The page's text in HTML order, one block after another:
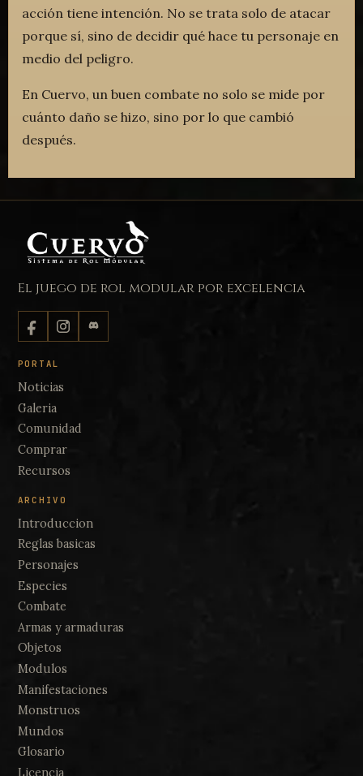
acción tiene intención. No se trata solo de atacar
porque sí, sino de decidir qué hace tu personaje en
medio del peligro.
En Cuervo, un buen combate no solo se mide por
cuánto daño se hizo, sino por lo que cambió
después.
El juego de rol modular por excelencia
PORTAL
Noticias
Galeria
Comunidad
Comprar
Recursos
ARCHIVO
Introduccion
Reglas basicas
Personajes
Especies
Combate
Armas y armaduras
Objetos
Modulos
Manifestaciones
Monstruos
Mundos
Glosario
Licencia